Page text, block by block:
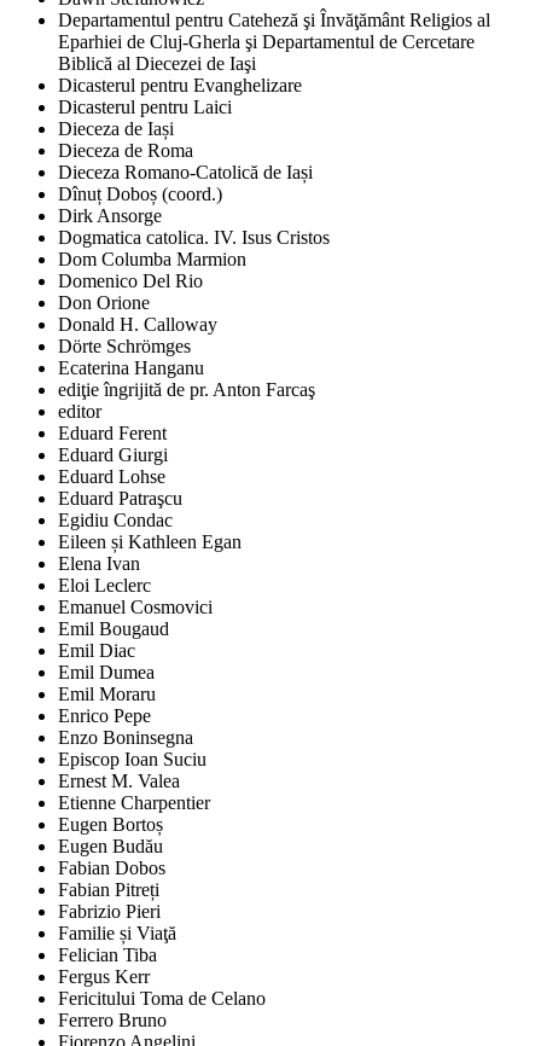
Departamentul pentru Cateheză şi Învăţământ Religios al
Eparhiei de Cluj-Gherla şi Departamentul de Cercetare
Biblică al Diecezei de Iaşi
Dicasterul pentru Evanghelizare
Dicasterul pentru Laici
Dieceza de Iași
Dieceza de Roma
Dieceza Romano-Catolică de Iași
Dînuț Doboș (coord.)
Dirk Ansorge
Dogmatica catolica. IV. Isus Cristos
Dom Columba Marmion
Domenico Del Rio
Don Orione
Donald H. Calloway
Dörte Schrömges
Ecaterina Hanganu
ediţie îngrijită de pr. Anton Farcaş
editor
Eduard Ferent
Eduard Giurgi
Eduard Lohse
Eduard Patraşcu
Egidiu Condac
Eileen și Kathleen Egan
Elena Ivan
Eloi Leclerc
Emanuel Cosmovici
Emil Bougaud
Emil Diac
Emil Dumea
Emil Moraru
Enrico Pepe
Enzo Boninsegna
Episcop Ioan Suciu
Ernest M. Valea
Etienne Charpentier
Eugen Bortoș
Eugen Budău
Fabian Dobos
Fabian Pitreți
Fabrizio Pieri
Familie și Viaţă
Felician Tiba
Fergus Kerr
Fericitului Toma de Celano
Ferrero Bruno